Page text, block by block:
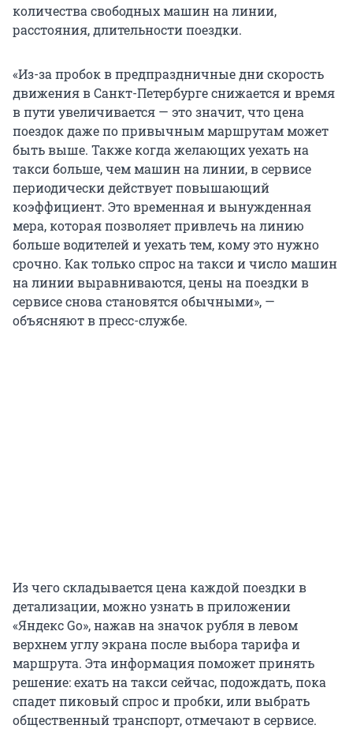
количества свободных машин на линии,
расстояния, длительности поездки.
«Из-за пробок в предпраздничные дни скорость
движения в Санкт-Петербурге снижается и время
в пути увеличивается — это значит, что цена
поездок даже по привычным маршрутам может
быть выше. Также когда желающих уехать на
такси больше, чем машин на линии, в сервисе
периодически действует повышающий
коэффициент. Это временная и вынужденная
мера, которая позволяет привлечь на линию
больше водителей и уехать тем, кому это нужно
срочно. Как только спрос на такси и число машин
на линии выравниваются, цены на поездки в
сервисе снова становятся обычными», —
объясняют в пресс-службе.
Из чего складывается цена каждой поездки в
детализации, можно узнать в приложении
«Яндекс Go», нажав на значок рубля в левом
верхнем углу экрана после выбора тарифа и
маршрута. Эта информация поможет принять
решение: ехать на такси сейчас, подождать, пока
спадет пиковый спрос и пробки, или выбрать
общественный транспорт, отмечают в сервисе.